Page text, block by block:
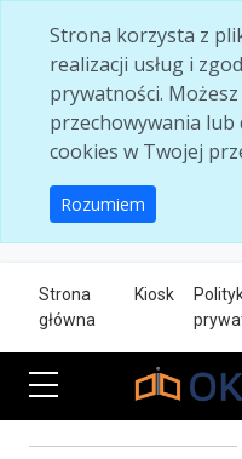
Strona korzysta z
realizacji usług i
prywatności.
przechowywania
cookies w Twojej
Rozumiem
Strona
główna
Kiosk